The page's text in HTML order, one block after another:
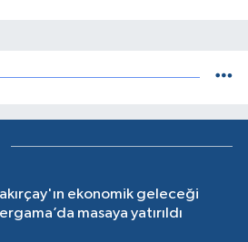
ekonomik geleceği
masaya yatırıldı